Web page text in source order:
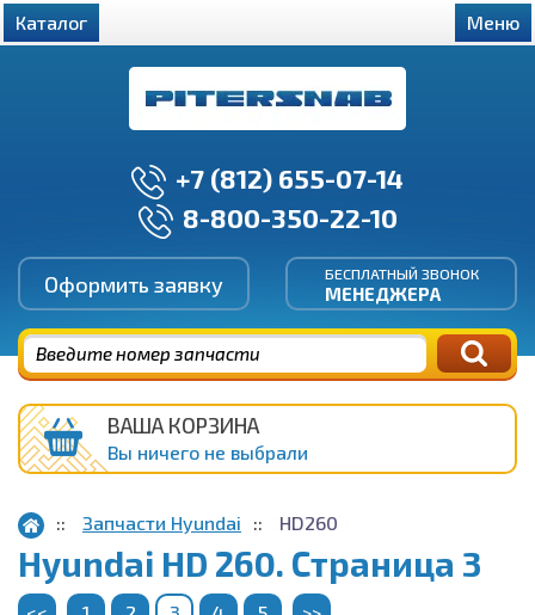
+7 (812) 655-07-14
8-800-350-22-10
Оформить заявку БЕСПЛАТНЫЙ ЗВОНОК
МЕНЕДЖЕРА
Каталог Меню
ВАША КОРЗИНА
Вы ничего не выбрали
Запчасти Hyundai HD260
Hyundai HD 260. Страница 3